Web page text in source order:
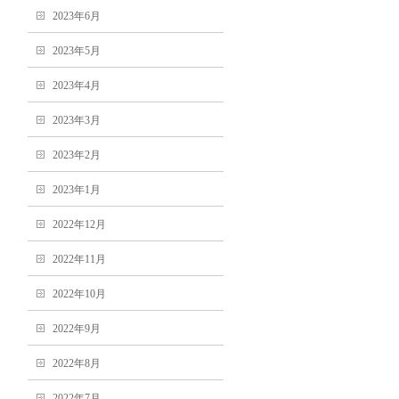
2023年6月
2023年5月
2023年4月
2023年3月
2023年2月
2023年1月
2022年12月
2022年11月
2022年10月
2022年9月
2022年8月